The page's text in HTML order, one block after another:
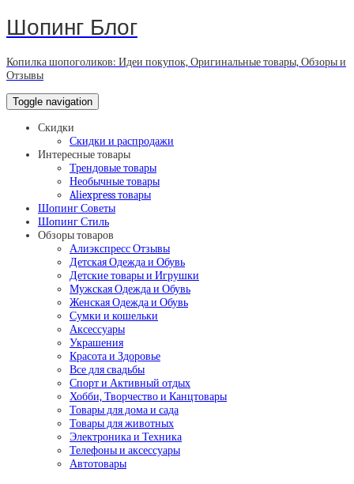
Шопинг Блог
Копилка шопоголиков: Идеи покупок, Оригинальные товары, Обзоры и
Отзывы
Toggle navigation
Скидки
Скидки и распродажи
Интересные товары
Трендовые товары
Необычные товары
Aliexpress товары
Шопинг Советы
Шопинг Стиль
Обзоры товаров
Алиэкспресс Отзывы
Детская Одежда и Обувь
Детские товары и Игрушки
Мужская Одежда и Обувь
Женская Одежда и Обувь
Сумки и кошельки
Аксессуары
Украшения
Красота и Здоровье
Все для свадьбы
Спорт и Активный отдых
Хобби, Творчество и Канцтовары
Товары для дома и сада
Товары для животных
Электроника и Техника
Телефоны и аксессуары
Автотовары